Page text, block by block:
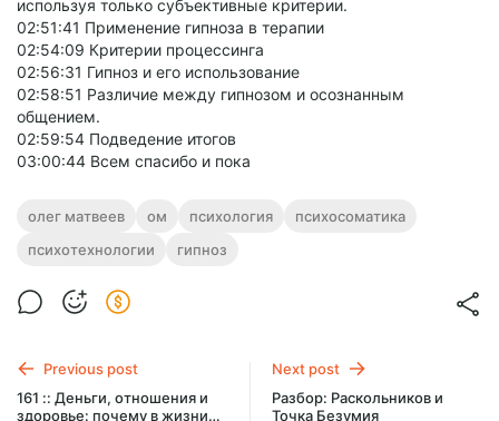
используя только субъективные критерии.
02:51:41 Применение гипноза в терапии
02:54:09 Критерии процессинга
02:56:31 Гипноз и его использование
02:58:51 Различие между гипнозом и осознанным
общением.
02:59:54 Подведение итогов
03:00:44 Всем спасибо и пока
олег матвеев ом психология
психосоматика
психотехнологии
гипноз
Previous post
161 :: Деньги, отношения и
здоровье: почему в жизни
Next post
Разбор: Раскольников и
Точка Безумия